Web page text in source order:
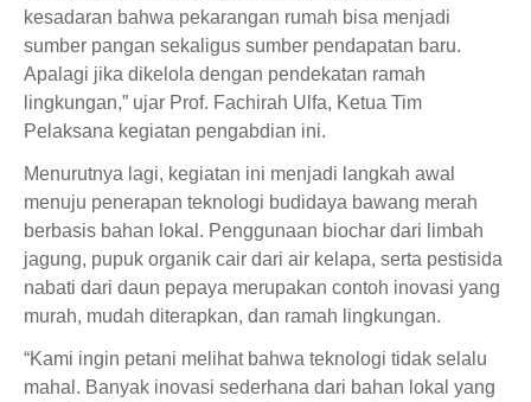
kesadaran bahwa pekarangan rumah bisa menjadi
sumber pangan sekaligus sumber pendapatan baru.
Apalagi jika dikelola dengan pendekatan ramah
lingkungan,” ujar Prof. Fachirah Ulfa, Ketua Tim
Pelaksana kegiatan pengabdian ini.
Menurutnya lagi, kegiatan ini menjadi langkah awal
menuju penerapan teknologi budidaya bawang merah
berbasis bahan lokal. Penggunaan biochar dari limbah
jagung, pupuk organik cair dari air kelapa, serta pestisida
nabati dari daun pepaya merupakan contoh inovasi yang
murah, mudah diterapkan, dan ramah lingkungan.
“Kami ingin petani melihat bahwa teknologi tidak selalu
mahal. Banyak inovasi sederhana dari bahan lokal yang